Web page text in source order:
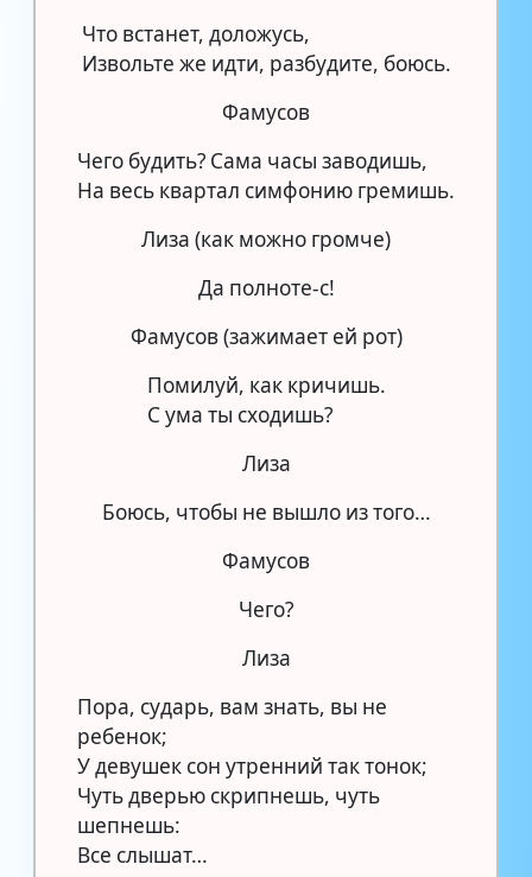
Что встанет, доложусь,
Извольте же идти, разбудите, боюсь.
Фамусов
Чего будить? Сама часы заводишь,
На весь квартал симфонию гремишь.
Лиза (как можно громче)
Да полноте-с!
Фамусов (зажимает ей рот)
Помилуй, как кричишь.
С ума ты сходишь?
Лиза
Боюсь, чтобы не вышло из того…
Фамусов
Чего?
Лиза
Пора, сударь, вам знать, вы не
ребенок;
У девушек сон утренний так тонок;
Чуть дверью скрипнешь, чуть
шепнешь:
Все слышат…